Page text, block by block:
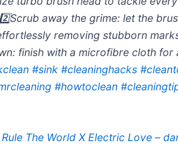
away the grime: let the
removing stubborn
finish with a microfibre cloth for
#sink #cleaninghacks
#howtoclean
The World X Electric Love –